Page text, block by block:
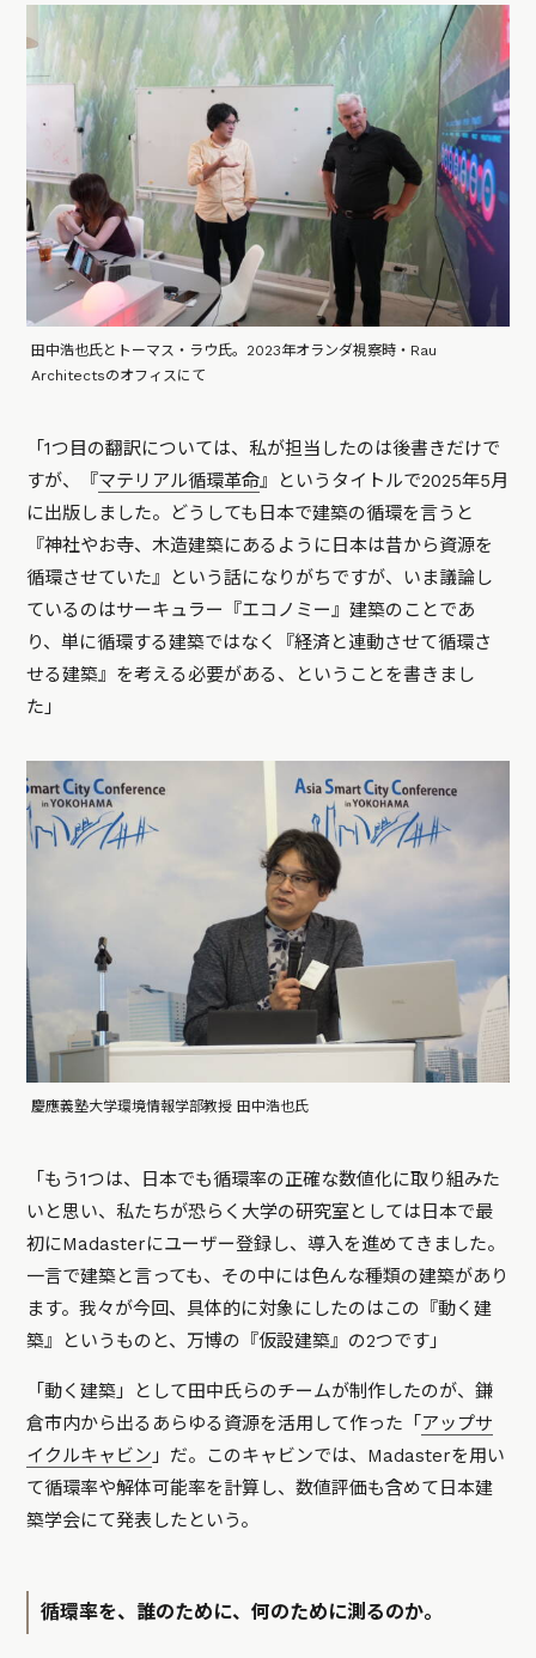
田中浩也氏とトーマス・ラウ氏。2023年オランダ視察時・Rau
Architectsのオフィスにて
「1つ目の翻訳については、私が担当したのは後書きだけで
すが、『マテリアル循環革命』というタイトルで2025年5月
に出版しました。どうしても日本で建築の循環を言うと
『神社やお寺、木造建築にあるように日本は昔から資源を
循環させていた』という話になりがちですが、いま議論し
ているのはサーキュラー『エコノミー』建築のことであ
り、単に循環する建築ではなく『経済と連動させて循環さ
せる建築』を考える必要がある、ということを書きまし
た」
慶應義塾大学環境情報学部教授 田中浩也氏
「もう1つは、日本でも循環率の正確な数値化に取り組みた
いと思い、私たちが恐らく大学の研究室としては日本で最
初にMadasterにユーザー登録し、導入を進めてきました。
一言で建築と言っても、その中には色んな種類の建築があり
ます。我々が今回、具体的に対象にしたのはこの『動く建
築』というものと、万博の『仮設建築』の2つです」
「動く建築」として田中氏らのチームが制作したのが、鎌
倉市内から出るあらゆる資源を活用して作った「 アップサ
イクルキャビン 」だ。このキャビンでは、Madasterを用い
て循環率や解体可能率を計算し、数値評価も含めて日本建
築学会にて発表したという。
循環率を、誰のために、何のために測るのか。